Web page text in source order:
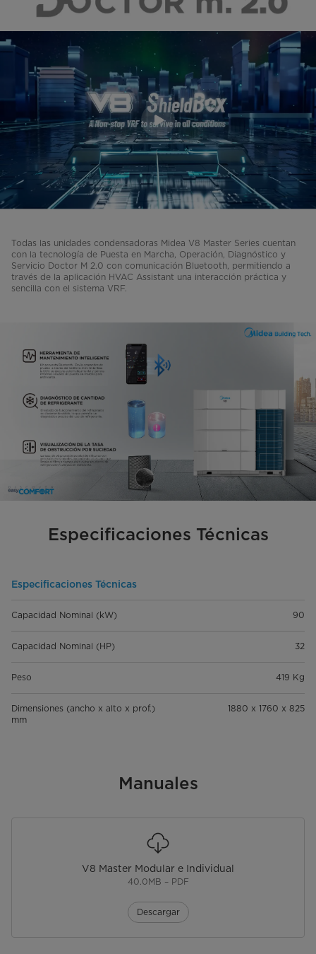
Todas las unidades condensadoras Midea V8 Master Series cuentan
con la tecnología de Puesta en Marcha, Operación, Diagnóstico y
Servicio Doctor M 2.0 con comunicación Bluetooth, permitiendo a
través de la aplicación HVAC Assistant una interacción práctica y
sencilla con el sistema VRF.
Especificaciones Técnicas
Especificaciones Técnicas
Capacidad Nominal (kW) 90
Capacidad Nominal (HP) 32
Peso 419 Kg
Dimensiones (ancho x alto x prof.)
mm
1880 x 1760 x 825
Manuales
V8 Master Modular e Individual
40.0MB – PDF
Descargar